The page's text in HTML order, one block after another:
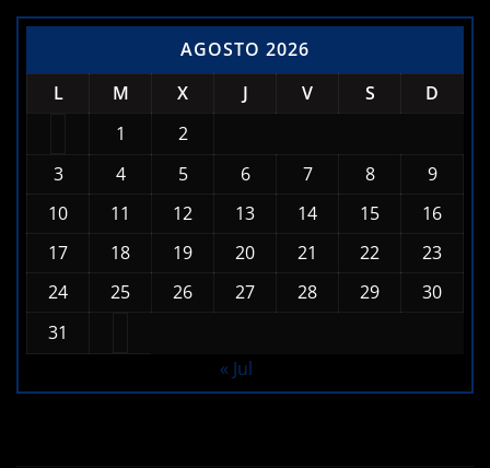
AGOSTO 2026
L
M X J V S
D
1
2
3
4 5 6 7 8
9
10
11 12 13 14 15
16
17
27